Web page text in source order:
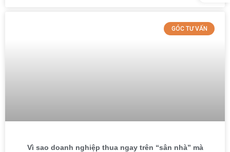
GÓC TƯ VẤN
Vì sao doanh nghiệp thua ngay trên “sân nhà” mà